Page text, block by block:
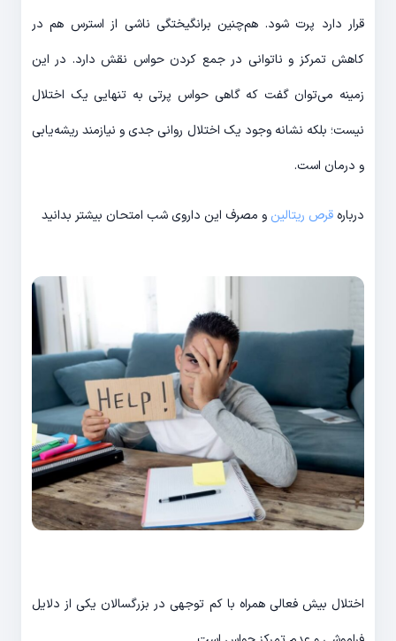
قرار دارد پرت شود. هم‌چنین برانگیختگی ناشی از استرس هم در
کاهش تمرکز و ناتوانی در جمع کردن حواس نقش دارد. در این
زمینه می‌توان گفت که گاهی حواس پرتی به تنهایی یک اختلال
نیست؛ بلکه نشانه وجود یک اختلال روانی جدی و نیازمند ریشه‌یابی
و درمان است.
درباره قرص ریتالین و مصرف این داروی شب امتحان بیشتر بدانید
اختلال بیش فعالی همراه با کم توجهی در بزرگسالان یکی از دلایل